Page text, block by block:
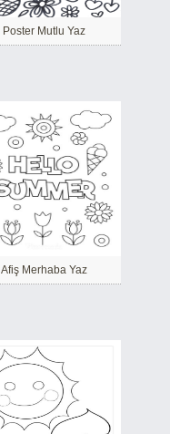
Poster Mutlu Yaz
Afiş Merhaba Yaz